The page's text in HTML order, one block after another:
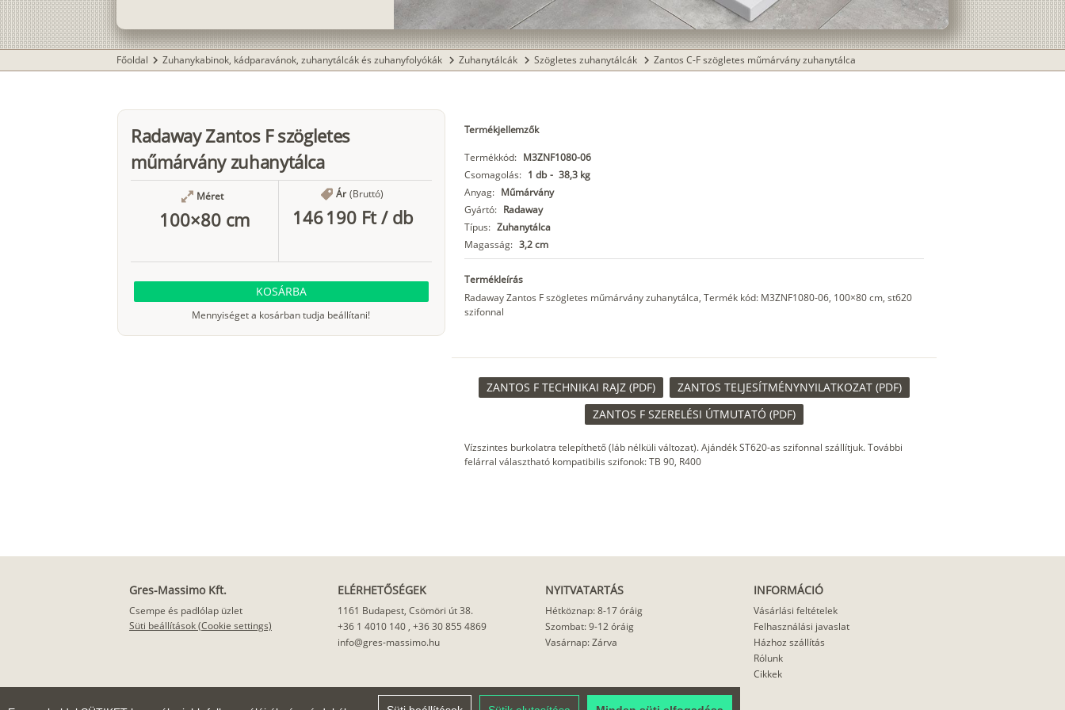
Főoldal chevron_right Zuhanykabinok, kádparavánok, zuhanytálcák és zuhanyfolyókák chevron_right Zuhanytálcák chevron_right Szögletes zuhanytálcák chevron_right Zantos C-F szögletes műmárvány zuhanytálca
Radaway Zantos F szögletes
műmárvány zuhanytálca
Méret
100×80 cm
Ár (Bruttó)
146 190 Ft/ db
KOSÁRBA
Mennyiséget a kosárban tudja beállítani!
Termékjellemzők
Termékkód: M3ZNF1080-06
Csomagolás: 1 db - 38,3 kg
Anyag: Műmárvány
Gyártó: Radaway
Típus: Zuhanytálca
Magasság: 3,2 cm
Termékleírás
Radaway Zantos F szögletes műmárvány zuhanytálca, Termék kód: M3ZNF1080-06, 100×80 cm, st620
szifonnal
ZANTOS F TECHNIKAI RAJZ (PDF)
ZANTOS TELJESÍTMÉNYNYILATKOZAT (PDF)
ZANTOS F SZERELÉSI ÚTMUTATÓ (PDF)
Vízszintes burkolatra telepíthető (láb nélküli változat). Ajándék ST620-as szifonnal szállítjuk. További
felárral választható kompatibilis szifonok: TB 90, R400
Gres-Massimo Kft.
Csempe és padlólap üzlet
Süti beállítások (Cookie settings)
ELÉRHETŐSÉGEK
1161 Budapest, Csömöri út 38.
+36 1 4010 140, +36 30 855 4869
info@gres-massimo.hu
NYITVATARTÁS
Hétköznap: 8-17 óráig
Szombat: 9-12 óráig
Vasárnap: Zárva
INFORMÁCIÓ
Vásárlási feltételek
Felhasználási javaslat
Házhoz szállítás
Rólunk
Cikkek